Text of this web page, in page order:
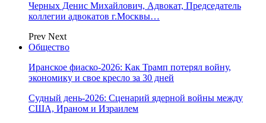
Черных Денис Михайлович, Адвокат, Председатель
коллегии адвокатов г.Москвы…
Prev Next
Общество
Иранское фиаско-2026: Как Трамп потерял войну,
экономику и свое кресло за 30 дней
Судный день-2026: Сценарий ядерной войны между
США, Ираном и Израилем